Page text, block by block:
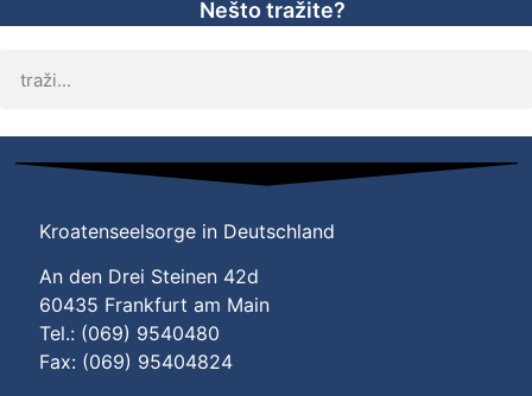
Nešto tražite?
Kroatenseelsorge in Deutschland
An den Drei Steinen 42d
60435 Frankfurt am Main
Tel.: (069) 9540480
Fax: (069) 95404824